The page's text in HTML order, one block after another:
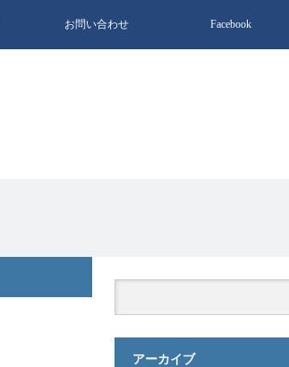
お問い合わせ Facebook
アーカイブ